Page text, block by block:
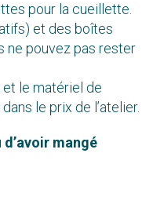
pour la cueillette.
et des boîtes
ne pouvez pas rester
le matériel de
le prix de l’atelier.
mangé